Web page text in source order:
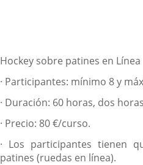
Hockey sobre patines en Línea
· Participantes: mínimo 8 y
· Duración: 60 horas, dos
· Precio: 80 €/curso.
· Los participantes tienen
patines (ruedas en línea).